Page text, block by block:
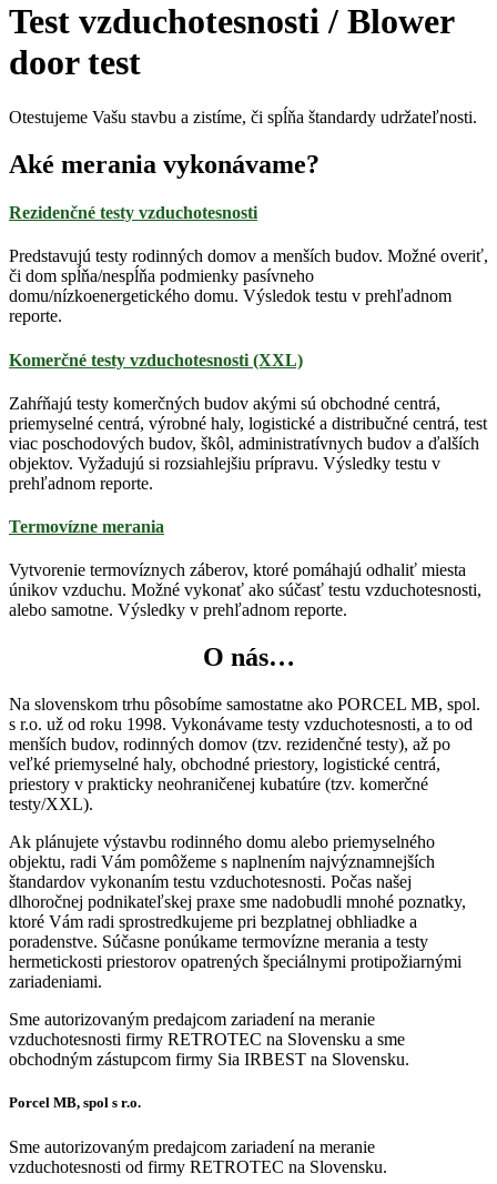
Test vzduchotesnosti / Blower
door test
Otestujeme Vašu stavbu a zistíme, či spĺňa štandardy udržateľnosti.
Aké merania vykonávame?
Rezidenčné testy vzduchotesnosti
Predstavujú testy rodinných domov a menších budov. Možné overiť,
či dom spĺňa/nespĺňa podmienky pasívneho
domu/nízkoenergetického domu. Výsledok testu v prehľadnom
reporte.
Komerčné testy vzduchotesnosti (XXL)
Zahŕňajú testy komerčných budov akými sú obchodné centrá,
priemyselné centrá, výrobné haly, logistické a distribučné centrá, test
viac poschodových budov, škôl, administratívnych budov a ďalších
objektov. Vyžadujú si rozsiahlejšiu prípravu. Výsledky testu v
prehľadnom reporte.
Termovízne merania
Vytvorenie termovíznych záberov, ktoré pomáhajú odhaliť miesta
únikov vzduchu. Možné vykonať ako súčasť testu vzduchotesnosti,
alebo samotne. Výsledky v prehľadnom reporte.
O nás…
Na slovenskom trhu pôsobíme samostatne ako PORCEL MB, spol.
s r.o. už od roku 1998. Vykonávame testy vzduchotesnosti, a to od
menších budov, rodinných domov (tzv. rezidenčné testy), až po
veľké priemyselné haly, obchodné priestory, logistické centrá,
priestory v prakticky neohraničenej kubatúre (tzv. komerčné
testy/XXL).
Ak plánujete výstavbu rodinného domu alebo priemyselného
objektu, radi Vám pomôžeme s naplnením najvýznamnejších
štandardov vykonaním testu vzduchotesnosti. Počas našej
dlhoročnej podnikateľskej praxe sme nadobudli mnohé poznatky,
ktoré Vám radi sprostredkujeme pri bezplatnej obhliadke a
poradenstve. Súčasne ponúkame termovízne merania a testy
hermetickosti priestorov opatrených špeciálnymi protipožiarnými
zariadeniami.
Sme autorizovaným predajcom zariadení na meranie
vzduchotesnosti firmy RETROTEC na Slovensku a sme
obchodným zástupcom firmy Sia IRBEST na Slovensku.
Porcel MB, spol s r.o.
Sme autorizovaným predajcom zariadení na meranie
vzduchotesnosti od firmy RETROTEC na Slovensku.